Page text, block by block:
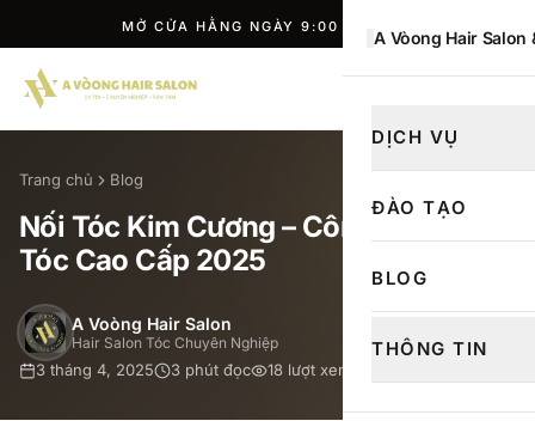
MỞ CỬA HẰNG NGÀY 9:00 — 21:00
A Vòong Hair Salon
DỊCH VỤ
ĐÀO TẠO
BLOG
THÔNG TIN
Trang chủ Blog
Nối Tóc Kim Cương – Công Nghệ Nối
Tóc Cao Cấp 2025
A Voòng Hair Salon
Hair Salon Tóc Chuyên Nghiệp
3 tháng 4, 2025 3 phút đọc 18 lượt xem